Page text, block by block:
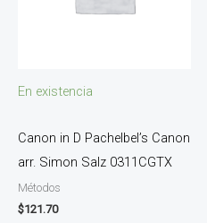
En existencia
Canon in D Pachelbel’s Canon
arr. Simon Salz 0311CGTX
Métodos
$121.70